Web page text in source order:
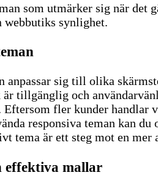
som utmärker sig när det
synlighet.
anpassar sig till olika
tillgänglig och
Eftersom fler kunder
responsiva teman kan
tema är ett steg mot en mer
effektiva mallar